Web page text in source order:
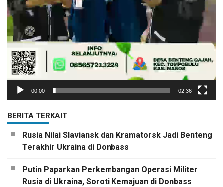
00:00 02:36
BERITA TERKAIT
Rusia Nilai Slaviansk dan Kramatorsk Jadi Benteng
Terakhir Ukraina di Donbass
Putin Paparkan Perkembangan Operasi Militer
Rusia di Ukraina, Soroti Kemajuan di Donbass